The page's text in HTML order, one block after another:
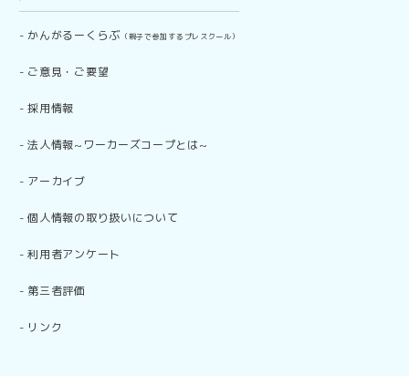
- かんがるーくらぶ （親子で参加するプレスクール）
- ご意見・ご要望
-採用情報
-法人情報~ワーカーズコープとは~
- アーカイブ
-個人情報の取り扱いについて
-利用者アンケート
- 第三者評価
- リンク